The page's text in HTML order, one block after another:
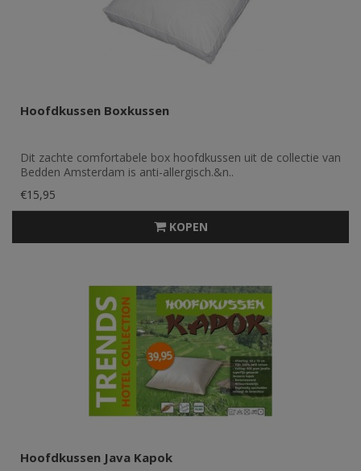
Hoofdkussen Boxkussen
Dit zachte comfortabele box hoofdkussen uit de collectie van
Bedden Amsterdam is anti-allergisch.&n..
€15,95
KOPEN
Hoofdkussen Java Kapok